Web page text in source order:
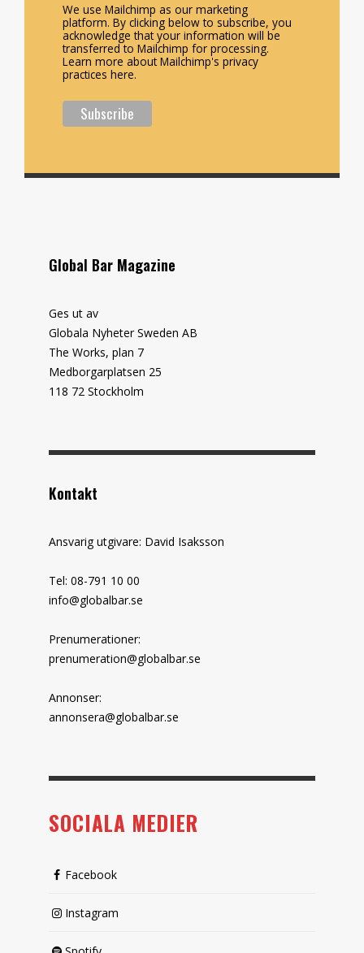
We use Mailchimp as our marketing
platform. By clicking below to subscribe, you
acknowledge that your information will be
transferred to Mailchimp for processing.
Learn more about Mailchimp's privacy
practices here.
Global Bar Magazine
Ges ut av
Globala Nyheter Sweden AB
The Works, plan 7
Medborgarplatsen 25
118 72 Stockholm
Kontakt
Ansvarig utgivare: David Isaksson
Tel: 08-791 10 00
info@globalbar.se
Prenumerationer:
prenumeration@globalbar.se
Annonser:
annonsera@globalbar.se
SOCIALA MEDIER
Facebook
Instagram